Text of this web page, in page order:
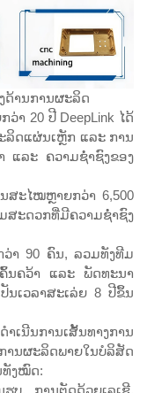
ດ້ານການຜະລິດ
າ 20 ປີ DeepLink ໄດ້
ລິດແຜ່ນເຫຼັກ ແລະ ການ
ແລະ ຄວາມຊ່ຳຊົງຂອງ
ສະໄໝຫຼາຍກວ່າ 6,500
ສະດວກທີ່ມີຄວາມຊ່ຳຊົງ
ວ່າ 90 ຄົນ, ລວມທັງທີມ
ນຄວ້າ ແລະ ພັດທະນາ
ນເວລາສະເລ່ຍ 8 ປີຂຶ້ນ
ເນີນການເສັ້ນທາງການ
ນຜະລິດພາຍໃນບໍລິສັດ
ທັງໝົດ: